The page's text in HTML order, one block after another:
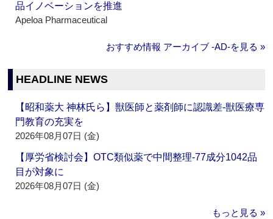
品イノベーションを推進
Apeloa Pharmaceutical
おすすめ情報 アーカイブ ‐AD‐を見る »
HEADLINE NEWS
【昭和薬大 神林氏ら】獣医師と薬剤師に認識差‐獣医療専
門教育の充実を
2026年08月07日 (金)
【厚労省検討会】OTC類似薬で中間整理‐77成分1042品
目が対象に
2026年08月07日 (金)
もっと見る »